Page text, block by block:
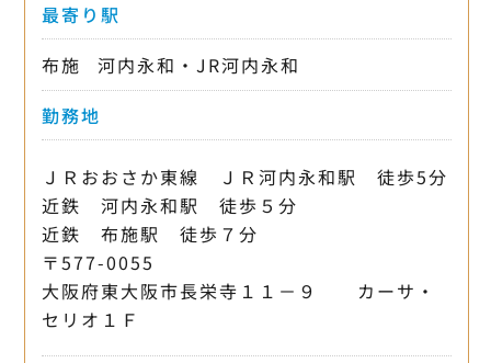
最寄り駅
布施
河内永和・JR河内永和
勤務地
ＪＲおおさか東線 ＪＲ河内永和駅 徒歩5分
近鉄 河内永和駅 徒歩５分
近鉄 布施駅 徒歩７分
〒577-0055
大阪府東大阪市長栄寺１１－９ カーサ・
セリオ１Ｆ